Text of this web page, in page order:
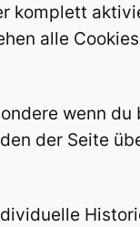
komplett
alle
wenn
der Seite